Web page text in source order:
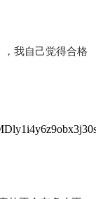
我自己觉得合格